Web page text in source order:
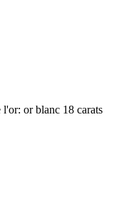
or blanc 18 carats